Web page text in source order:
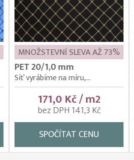
MNOŽSTEVNÍ SLEVA AŽ 73%
PET 20/1,0 mm
Síť vyrábíme na míru,...
171,0 Kč / m2
bez DPH 141,3 Kč
SPOČÍTAT CENU